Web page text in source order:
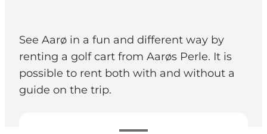
See Aarø in a fun and different way by
renting a golf cart from Aarøs Perle. It is
possible to rent both with and without a
guide on the trip.